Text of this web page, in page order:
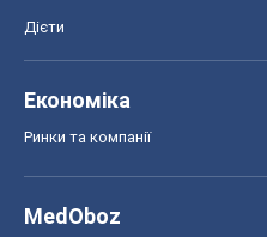
Дієти
Економіка
Ринки та компанії
MedOboz